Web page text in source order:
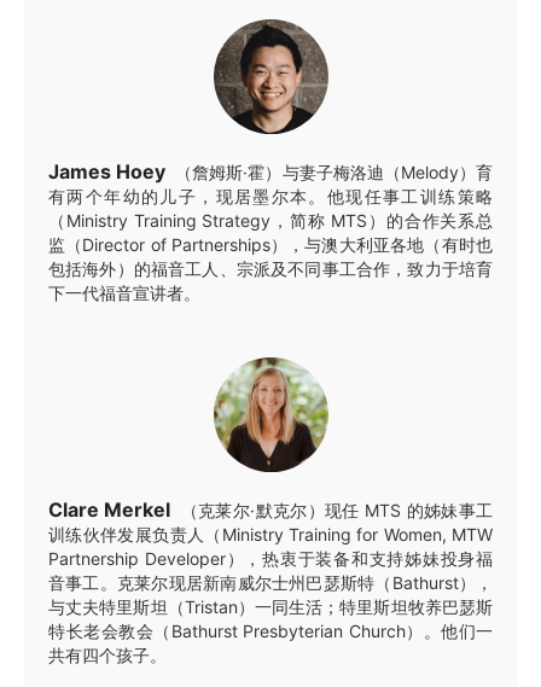
James Hoey
（詹姆斯·霍）与妻子梅洛迪（Melody）育
有两个年幼的儿子，现居墨尔本。他现任事工训练策略
（Ministry Training Strategy，简称 MTS）的合作关系总
监（Director of Partnerships），与澳大利亚各地（有时也
包括海外）的福音工人、宗派及不同事工合作，致力于培育
下一代福音宣讲者。
Clare Merkel
（克莱尔·默克尔）现任 MTS 的姊妹事工
训练伙伴发展负责人（Ministry Training for Women, MTW
Partnership Developer），热衷于装备和支持姊妹投身福
音事工。克莱尔现居新南威尔士州巴瑟斯特（Bathurst），
与丈夫特里斯坦（Tristan）一同生活；特里斯坦牧养巴瑟斯
特长老会教会（Bathurst Presbyterian Church）。他们一
共有四个孩子。